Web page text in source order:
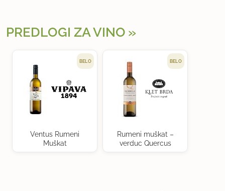
PREDLOGI ZA VINO
BELO
Ventus Rumeni
Muškat
BELO
Rumeni muškat –
verduc Quercus